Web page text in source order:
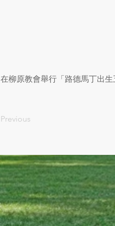
在柳原教會舉行「路德馬丁出
Previous